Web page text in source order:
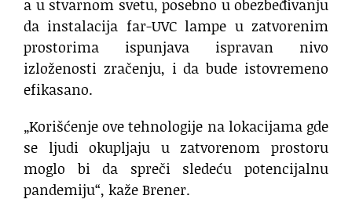
a u stvarnom svetu, posebno u obezbeđivanju
da instalacija far-UVC lampe u zatvorenim
prostorima ispunjava ispravan nivo
izloženosti zračenju, i da bude istovremeno
efikasano.
„Korišćenje ove tehnologije na lokacijama gde
se ljudi okupljaju u zatvorenom prostoru
moglo bi da spreči sledeću potencijalnu
pandemiju“, kaže Brener.